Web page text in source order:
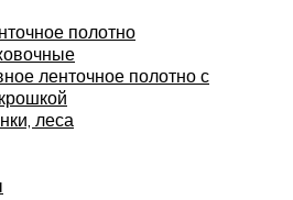
полотно
ленточное полотно с
леса